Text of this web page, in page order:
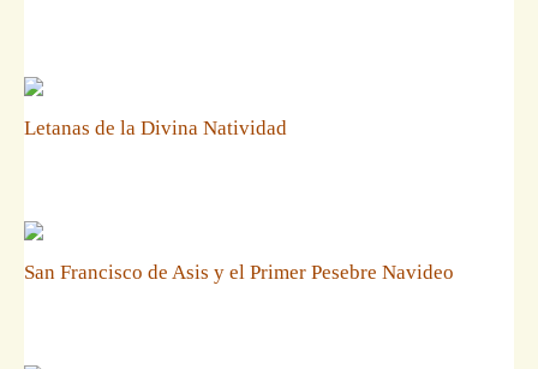
Letanas de la Divina Natividad
San Francisco de Asis y el Primer Pesebre Navideo